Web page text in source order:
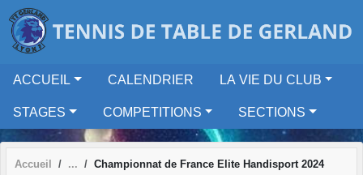
ACCUEIL CALENDRIER LA VIE DU CLUB
STAGES COMPETITIONS SECTIONS
Accueil Championnat de France Elite Handisport 2024
Panneau de gestion des cookies